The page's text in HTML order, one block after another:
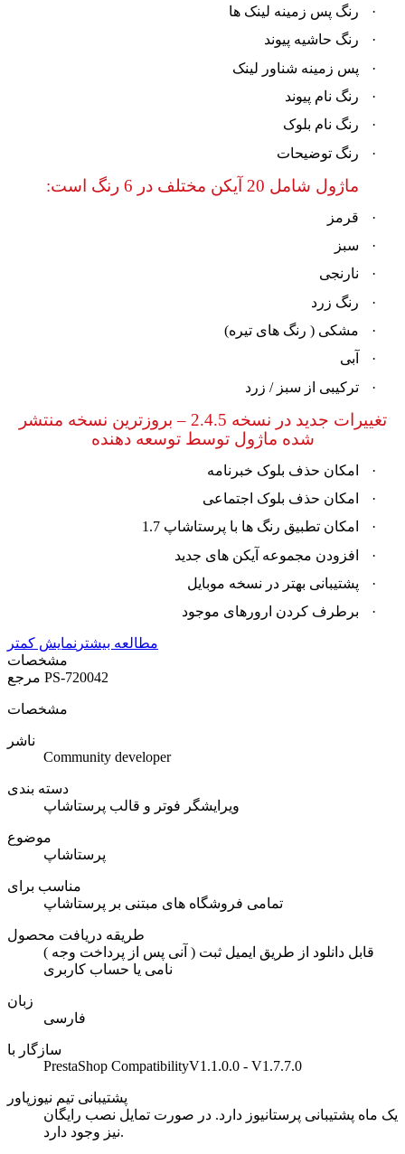
·
رنگ پس زمینه لینک ها
·
رنگ حاشیه پیوند
·
پس زمینه شناور لینک
·
رنگ نام پیوند
·
رنگ نام بلوک
·
رنگ توضیحات
ماژول شامل 20 آیکن مختلف در 6 رنگ است:
·
قرمز
·
سبز
·
نارنجی
·
رنگ زرد
·
مشکی ( رنگ های تیره)
·
آبی
·
ترکیبی از سبز / زرد
تغییرات جدید در نسخه 2.4.5 –بروزترین نسخه منتشر
شده ماژول توسط توسعه دهنده
·
امکان حذف بلوک خبرنامه
·
امکان حذف بلوک اجتماعی
·
امکان تطبیق رنگ ها با پرستاشاپ 1.7
·
افزودن مجموعه آیکن های جدید
·
پشتیبانی بهتر در نسخه موبایل
·
برطرف کردن ارورهای موجود
مطالعه بیشتر نمایش کمتر
مشخصات
PS-720042
مشخصات
ناشر
Community developer
دسته بندی
ویرایشگر فوتر و قالب پرستاشاپ
موضوع
پرستاشاپ
مناسب برای
تمامی فروشگاه های مبتنی بر پرستاشاپ
طریقه دریافت محصول
( آنی پس از پرداخت وجه ) قابل دانلود از طریق ایمیل ثبت
نامی یا حساب کاربری
زبان
فارسی
سازگار با
PrestaShop CompatibilityV1.1.0.0 - V1.7.7.0
پشتیبانی تیم نیوزپاور
یک ماه پشتیبانی پرستانیوز دارد. در صورت تمایل نصب رایگان
نیز وجود دارد.